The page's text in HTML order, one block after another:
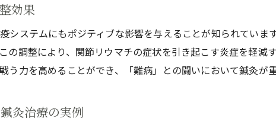
鍼灸治療が長期的に関節リウマチに与え
日常生活を取り戻すための鍼灸治療と関節リ
鍼灸治療で生活の質を向上させる方法
効果
システムにもポジティブな影響を与えることが知られてい
の調整により、関節リウマチの症状を引き起こす炎症を軽減
う力を高めることができ、「難病」との闘いにおいて鍼灸が
灸治療の実例